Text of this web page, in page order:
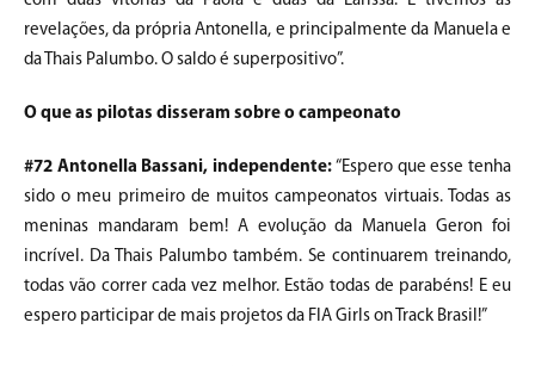
revelações, da própria Antonella, e principalmente da Manuela e
da Thais Palumbo. O saldo é superpositivo”.
O que as pilotas disseram sobre o campeonato
#72 Antonella Bassani, independente:“Espero que esse tenha
sido o meu primeiro de muitos campeonatos virtuais. Todas as
meninas mandaram bem! A evolução da Manuela Geron foi
incrível. Da Thais Palumbo também. Se continuarem treinando,
todas vão correr cada vez melhor. Estão todas de parabéns! E eu
espero participar de mais projetos da FIA Girls on Track Brasil!”